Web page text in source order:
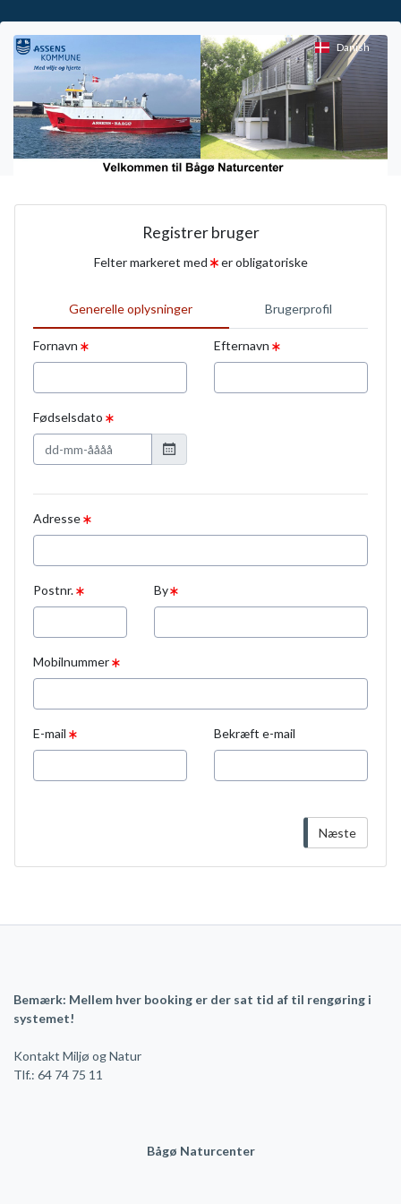
Danish
Registrer bruger
Felter markeret med er obligatoriske
Generelle oplysninger Brugerprofil
Fornavn Efternavn
Fødselsdato
Adresse
Postnr. By
Mobilnummer
E-mail Bekræft e-mail
Næste
Bemærk: Mellem hver booking er der sat tid af til rengøring i
systemet!
Kontakt Miljø og Natur
Tlf.: 64 74 75 11
Bågø Naturcenter